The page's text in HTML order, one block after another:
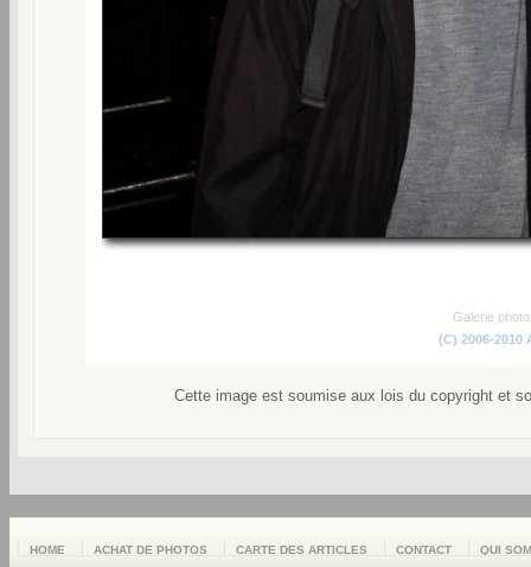
Galerie
(C) 2006-2010
Cette image est soumise aux lois du copyright et
HOME ACHAT DE PHOTOS CARTE DES ARTICLES CONTACT QUI